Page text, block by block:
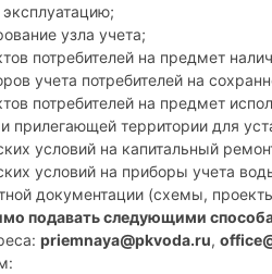
узла учета;
потребителей на предмет
учета потребителей на
потребителей на предмет
территории для
условий на капитальный
условий на приборы учета
документации (схемы,
подавать следующими
priemnaya@pkvoda.ru,